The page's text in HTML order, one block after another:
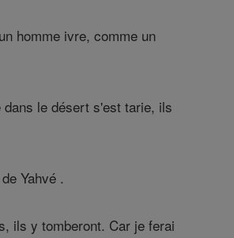
homme ivre, comme un
le désert s'est tarie, ils
Yahvé .
ils y tomberont. Car je ferai